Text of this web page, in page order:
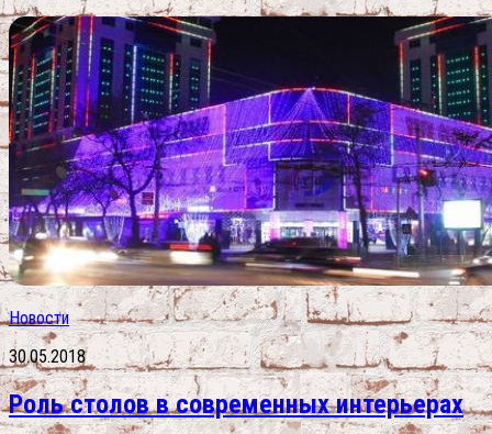
Новости
30.05.2018
Роль столов в современных интерьерах